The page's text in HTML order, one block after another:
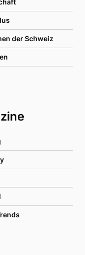
der Schweiz